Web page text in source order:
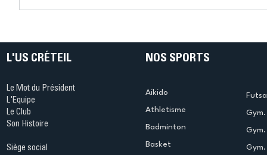
L'US CRÉTEIL
Le Mot du Président
L'Equipe
Le Club
Son Histoire
Siège social
NOS SPORTS
Aikido
Athletisme
Badminton
Basket